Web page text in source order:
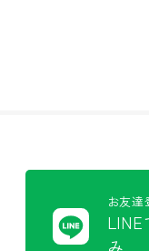
お友達